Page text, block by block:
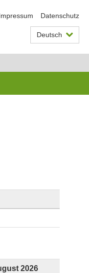
Datenschutz
Deutsch
2026